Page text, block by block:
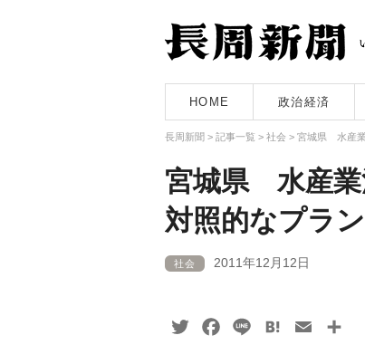
HOME 政治経済
長周新聞 > 記事一覧 > 社会 > 宮城県 水産
宮城県 水産業
対照的なプラン
社会 2011年12月12日
TwitterFacebook
Line HatenaEmail